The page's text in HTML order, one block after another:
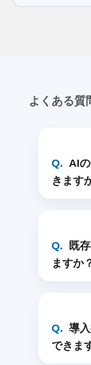
よくある質
AI
きます
既
ますか
導
できま